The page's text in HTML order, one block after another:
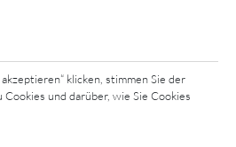
klicken, stimmen Sie der
und darüber, wie Sie Cookies